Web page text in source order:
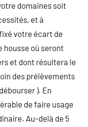
domaines soit
et à
votre écart de
housse où seront
et dont résultera le
des prélèvements
). En
de faire usage
Au-delà de 5